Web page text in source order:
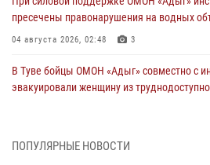
пресечены правонарушения на водных
04 августа 2026, 02:48 3
В Туве бойцы ОМОН «Адыг» совместно с
эвакуировали женщину из
Росгвардия проверила организацию
ПОПУЛЯРНЫЕ НОВОСТИ